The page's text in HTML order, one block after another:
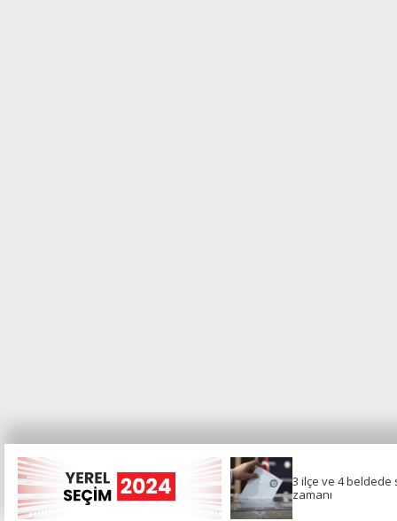
3 ilçe ve 4 beldede
yeniden seçim
3 ilçe ve 4 beldede
zamanı